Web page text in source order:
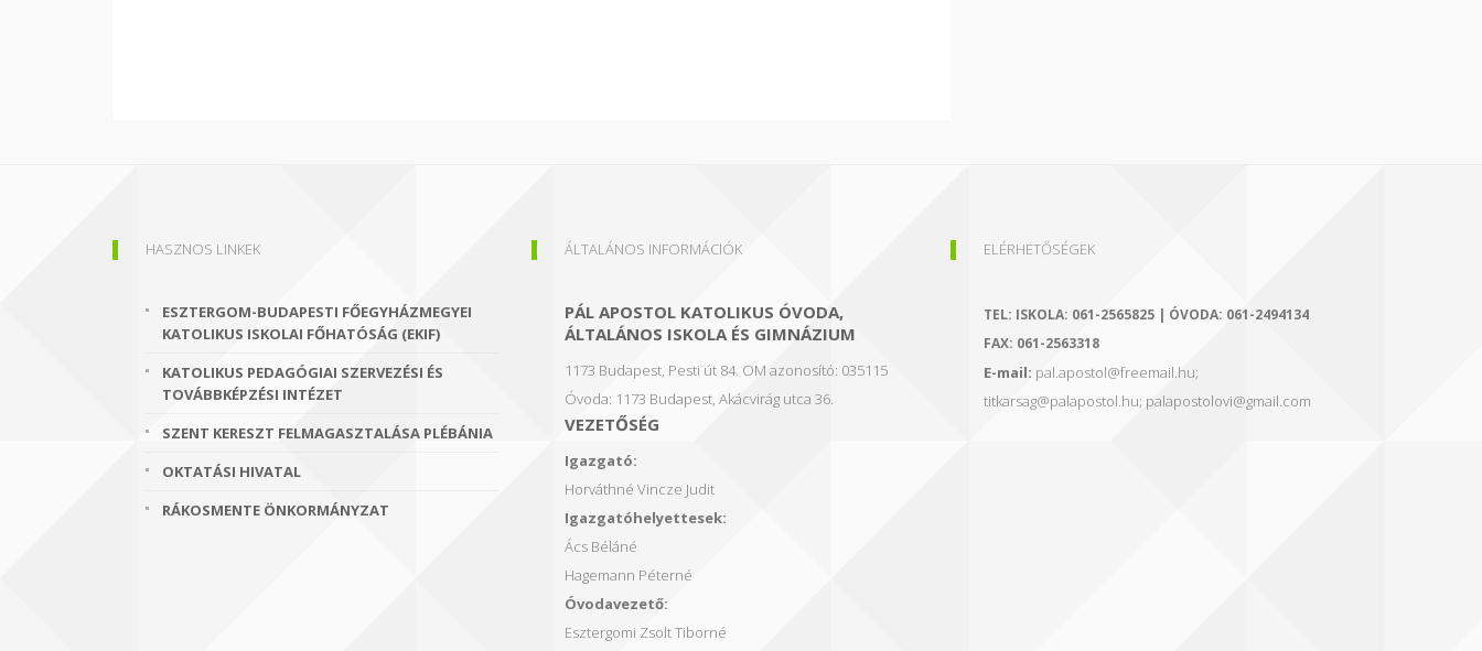
HASZNOS LINKEK
ESZTERGOM-BUDAPESTI FŐEGYHÁZMEGYEI
KATOLIKUS ISKOLAI FŐHATÓSÁG (EKIF)
KATOLIKUS PEDAGÓGIAI SZERVEZÉSI ÉS
TOVÁBBKÉPZÉSI INTÉZET
SZENT KERESZT FELMAGASZTALÁSA PLÉBÁNIA
OKTATÁSI HIVATAL
RÁKOSMENTE ÖNKORMÁNYZAT
ÁLTALÁNOS INFORMÁCIÓK
PÁL APOSTOL KATOLIKUS ÓVODA,
ÁLTALÁNOS ISKOLA ÉS GIMNÁZIUM
1173 Budapest, Pesti út 84. OM azonosító: 035115
Óvoda: 1173 Budapest, Akácvirág utca 36.
VEZETŐSÉG
Igazgató:
Horváthné Vincze Judit
Igazgatóhelyettesek:
Ács Béláné
Hagemann Péterné
Óvodavezető:
Esztergomi Zsolt Tiborné
ELÉRHETŐSÉGEK
TEL: ISKOLA: 061-2565825 | ÓVODA: 061-2494134
FAX: 061-2563318
E-mail: pal.apostol@freemail.hu;
titkarsag@palapostol.hu; palapostolovi@gmail.com